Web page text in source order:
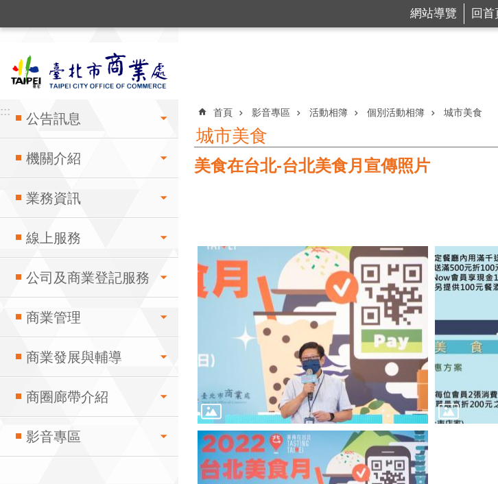
網站導覽 回首
::: 公告訊息
機關介紹
業務資訊
線上服務
公司及商業登記服務
商業管理
商業發展與輔導
商圈廊帶介紹
影音專區
:::
首頁 影音專區 活動相簿 個別活動相簿 城市美食
城市美食
美食在台北-台北美食月宣傳照片